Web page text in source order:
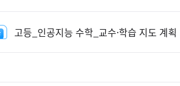
고등_인공지능 수학_교수·학습 지도 계획